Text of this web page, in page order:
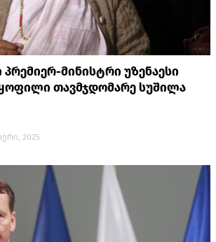
მინისტრი უზენაესი
თავმჯდომარე სუშილა
2025